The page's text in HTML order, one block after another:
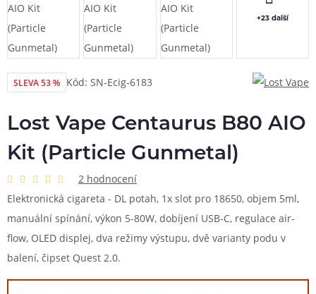
+23 další
SLEVA 53 % Kód: SN-Ecig-6183
Lost Vape Centaurus B80 AIO
Kit (Particle Gunmetal)
2 hodnocení
Elektronická cigareta - DL potah, 1x slot pro 18650, objem 5ml,
manuální spínání, výkon 5-80W, dobíjení USB-C, regulace air-
flow, OLED displej, dva režimy výstupu, dvě varianty podu v
balení, čipset Quest 2.0.